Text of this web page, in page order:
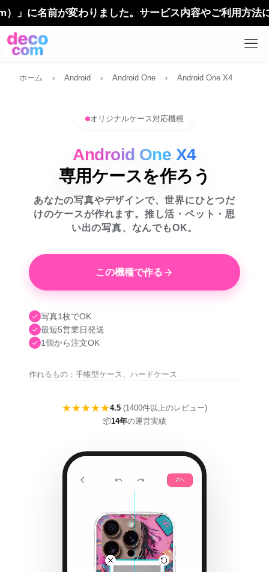
前が変わりました。サービス内容やご利用方法に変更は
ホーム › Android › Android One › Android One X4
オリジナルケース対応機種
Android One X4
専用ケースを作ろう
あなたの写真やデザインで、世界にひとつだ
けのケースが作れます。推し活・ペット・思
い出の写真、なんでもOK。
この機種で作る
写真1枚でOK
最短5営業日発送
1個から注文OK
作れるもの：手帳型ケース、ハードケース
★★★★★4.5 (1400件以上のレビュー)
📦14年の運営実績